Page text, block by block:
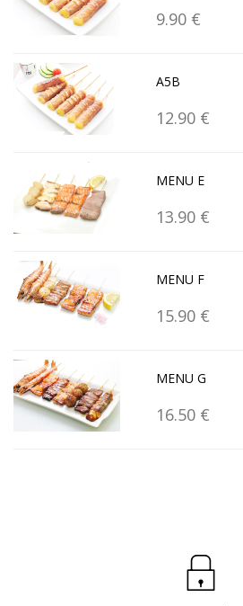
9.90 €
A5B
12.90 €
MENU E
13.90 €
MENU F
15.90 €
MENU G
16.50 €